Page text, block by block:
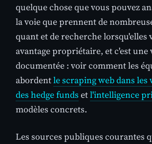
quelque chose que vous pouvez
la voie que prennent de
quant et de recherche lorsqu'elles
avantage propriétaire, et c'est une
documentée : voir comment les
abordentle scraping web dans
des hedge funds etl'intelligence
modèles concrets.
Les sources publiques courantes